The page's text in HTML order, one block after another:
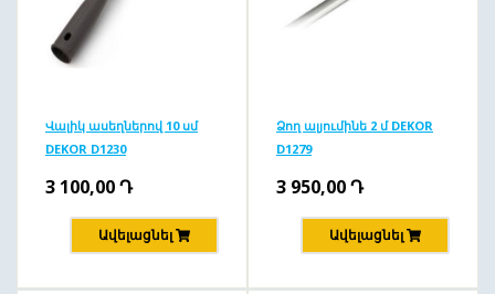
Վալիկ ասեղներով 10 սմ
DEKOR D1230
3 100,00Դ
Ավելացնել
Ձող ալյումինե 2 մ DEKOR
D1279
3 950,00Դ
Ավելացնել